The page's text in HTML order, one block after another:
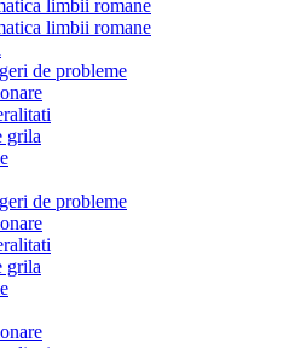
limbii romane
limbii romane
de probleme
grila
de probleme
grila